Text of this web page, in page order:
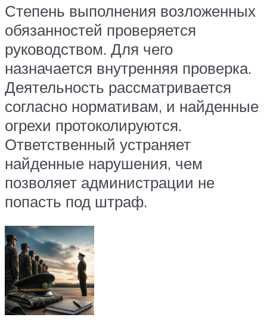
Степень выполнения возложенных
обязанностей проверяется
руководством. Для чего
назначается внутренняя проверка.
Деятельность рассматривается
согласно нормативам, и найденные
огрехи протоколируются.
Ответственный устраняет
найденные нарушения, чем
позволяет администрации не
попасть под штраф.